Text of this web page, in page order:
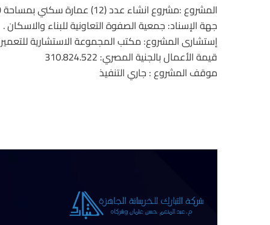
المشروع :مشروع انشاء عدد (12) عمارة سكني بمساحة 230م
جهة الإسناد: جمعية الصفوة التعاونية للبناء والاسكان .
إستشارى المشروع: مكتب المجموعة الاستشارية للتعمير
قيمة الأعمال بالجنية المصري: 310.824.522
موقف المشروع : جاري التنفيذ